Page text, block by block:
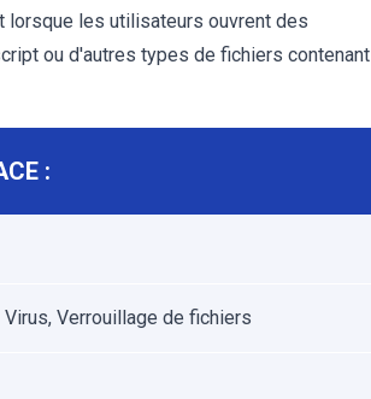
lorsque les utilisateurs ouvrent des
ou d'autres types de fichiers contenant
:
Virus, Verrouillage de fichiers